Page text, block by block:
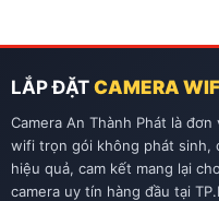
LẮP ĐẶT CAMERA
Camera An Thành Phát là
wifi trọn gói không phát sinh,
hiệu quả, cam kết mang lại
camera uy tín hàng đầu tại